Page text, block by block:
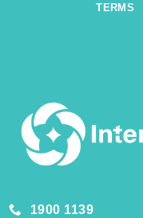
TERMS
1900 1139